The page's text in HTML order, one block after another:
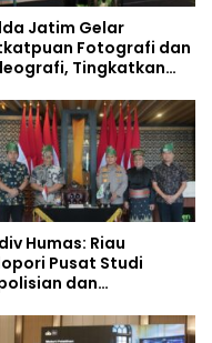
Jatim Gelar
Fotografi dan
Tingkatkan
Digital
Humas: Riau
Pusat Studi
dan
Masuki Babak